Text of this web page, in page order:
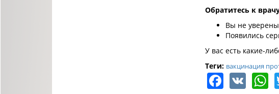
Обратитесь к
Вы не
Появились
У вас есть какие-
Теги: вакцинация
VK